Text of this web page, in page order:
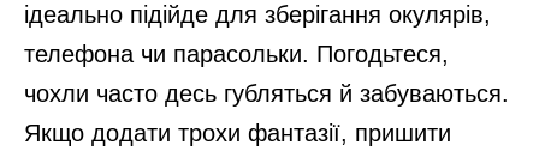
ідеально підійде для зберігання окулярів,
телефона чи парасольки. Погодьтеся,
чохли часто десь губляться й забуваються.
Якщо додати трохи фантазії, пришити